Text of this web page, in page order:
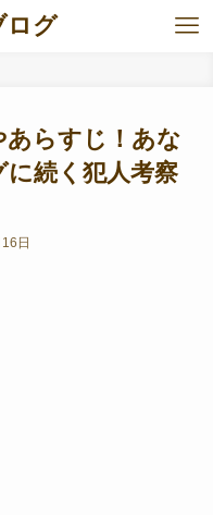
ログ
あらすじ！あな
続く犯人考察
日